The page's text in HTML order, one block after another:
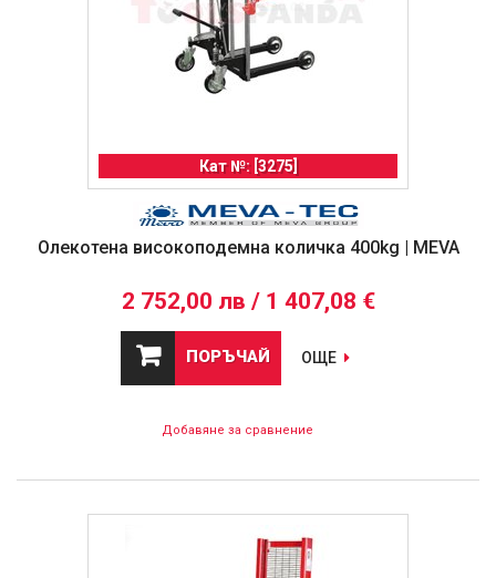
Кат №: [3275]
Олекотена високоподемна количка 400kg | MEVA
2 752,00 лв / 1 407,08 €
ПОРЪЧАЙ ОЩЕ
Добавяне за сравнение